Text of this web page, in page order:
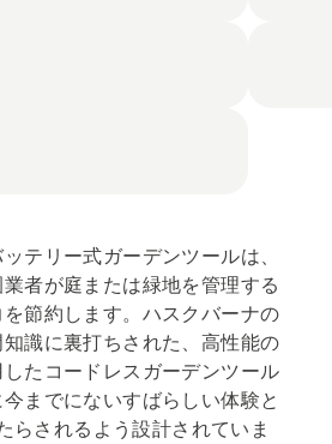
テリー式ガーデンツールは、
者が庭または緑地を管理する
節約します。ハスクバーナの
識に裏打ちされた、高性能の
たコードレスガーデンツール
までにないすばらしい体験と
らされるよう設計されていま